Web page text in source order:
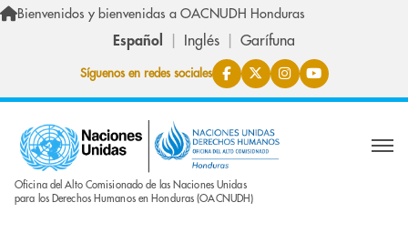
Pasar al contenido principal
Bienvenidos y bienvenidas a OACNUDH Honduras
Español Inglés Garífuna
Síguenos en redes sociales
Oficina del Alto Comisionado de las Naciones Unidas
para los Derechos Humanos en Honduras (OACNUDH)